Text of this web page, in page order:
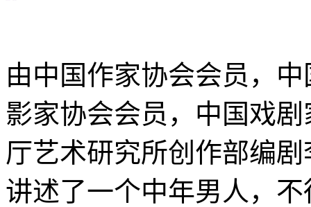
由中国作家协会会员，
影家协会会员，中国戏
厅艺术研究所创作部编
讲述了一个中年男人，